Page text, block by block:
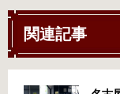
関連記事